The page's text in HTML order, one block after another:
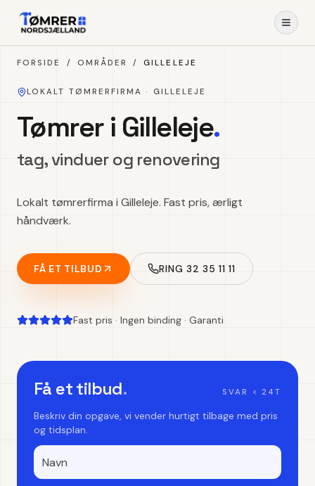
FORSIDE / OMRÅDER / GILLELEJE
LOKALT TØMRERFIRMA · GILLELEJE
Tømrer i Gilleleje.
tag, vinduer og renovering
Lokalt tømrerfirma i Gilleleje. Fast pris, ærligt
håndværk.
FÅ ET TILBUD RING 32 35 11 11
Fast pris · Ingen binding · Garanti
Få et tilbud. SVAR < 24T
Beskriv din opgave, vi vender hurtigt tilbage med pris
og tidsplan.